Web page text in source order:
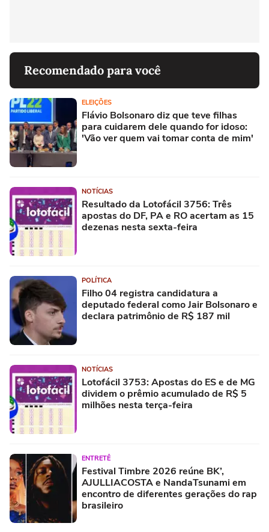
Recomendado para você
ELEIÇÕES
Flávio Bolsonaro diz que teve filhas
para cuidarem dele quando for idoso:
'Vão ver quem vai tomar conta de mim'
NOTÍCIAS
Resultado da Lotofácil 3756: Três
apostas do DF, PA e RO acertam as 15
dezenas nesta sexta-feira
POLÍTICA
Filho 04 registra candidatura a
deputado federal como Jair Bolsonaro e
declara patrimônio de R$ 187 mil
NOTÍCIAS
Lotofácil 3753: Apostas do ES e de MG
dividem o prêmio acumulado de R$ 5
milhões nesta terça-feira
ENTRETÊ
Festival Timbre 2026 reúne BK’,
AJULLIACOSTA e NandaTsunami em
encontro de diferentes gerações do rap
brasileiro